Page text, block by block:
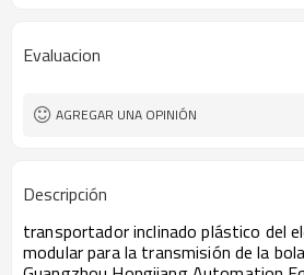
Evaluacion
AGREGAR UNA OPINIÓN
Descripción
transportador inclinado plástico del
modular para la transmisión de la